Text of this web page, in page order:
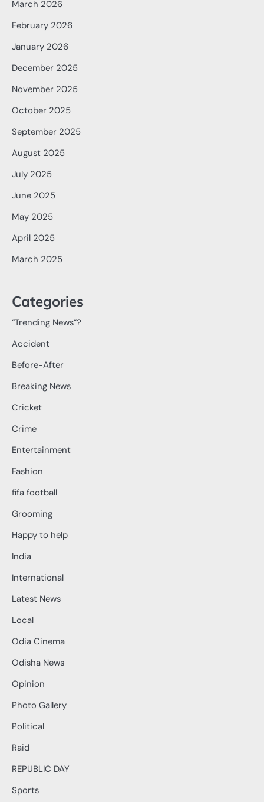
March 2026
February 2026
January 2026
December 2025
November 2025
October 2025
September 2025
August 2025
July 2025
June 2025
May 2025
April 2025
March 2025
Categories
“Trending News”?
Accident
Before-After
Breaking News
Cricket
Crime
Entertainment
Fashion
fifa football
Grooming
Happy to help
India
International
Latest News
Local
Odia Cinema
Odisha News
Opinion
Photo Gallery
Political
Raid
REPUBLIC DAY
Sports